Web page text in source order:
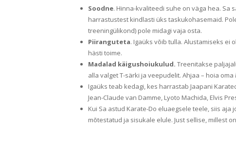
Soodne. Hinna-kvaliteedi suhe on väga hea. Sa
harrastustest kindlasti üks taskukohasemaid.
treeningülikond) pole midagi vaja osta.
Piiranguteta. Igaüks võib tulla. Alustamiseks ei
hästi toime.
Madalad käigushoiukulud. Treenitakse
alla valget T-särki ja veepudelit. Ahjaa – hoia oma
Igaüks teab kedagi, kes harrastab Jaapani
Jean-Claude van Damme, Lyoto Machida, Elvis
Kui Sa astud Karate-Do eluaegsele teele, siis
mõtestatud ja sisukale elule. Just sellise, millest